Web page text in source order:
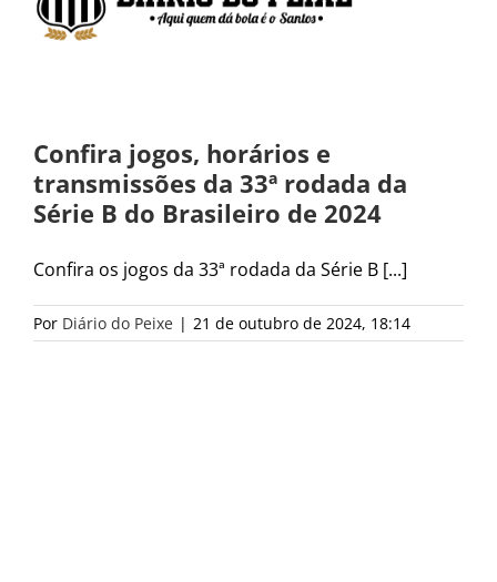
Confira jogos, horários e
transmissões da 33ª rodada da
Série B do Brasileiro de 2024
Confira os jogos da 33ª rodada da Série B [...]
Por Diário do Peixe | 21 de outubro de 2024, 18:14